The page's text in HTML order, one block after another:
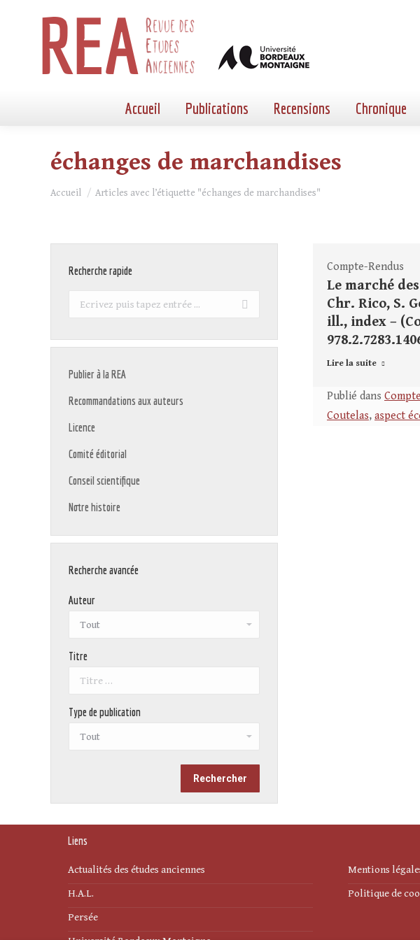
Accueil Publications Recensions Chronique
échanges de marchandises
Vous êtes ici :
Accueil Articles avec l’étiquette "échanges de marchandises"
Compte-Rendus
Le marché
Chr. Rico, S.
ill., index –
Lire la suite
Publié dans
Coutelas, aspect
Recherche rapide
Recherche
Publier à la REA
Recommandations aux auteurs
Licence
Comité éditorial
Conseil scientifique
Notre histoire
Recherche avancée
Auteur
Titre
Type de publication
Liens
Actualités des études anciennes
H.A.L.
Persée
Mentions
Politique de